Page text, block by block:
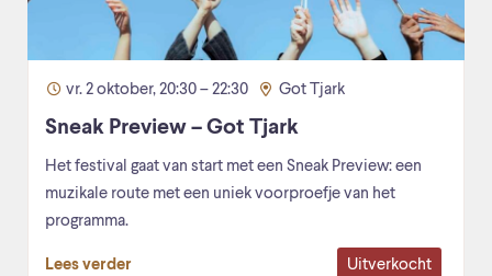
vr. 2 oktober, 20:30 – 22:30 Got Tjark
Sneak Preview – Got Tjark
Het festival gaat van start met een Sneak Preview: een
muzikale route met een uniek voorproefje van het
programma.
Lees verder Uitverkocht